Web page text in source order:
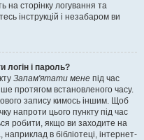
на сторінку логування та
інструкцій і незабаром ви
логін і пароль?
Запам'ятати мене під час
протягом встановленого часу.
запису кимось іншим. Щоб
напроти цього пункту під час
робити, якщо ви заходите на
в бібліотеці, інтернет-